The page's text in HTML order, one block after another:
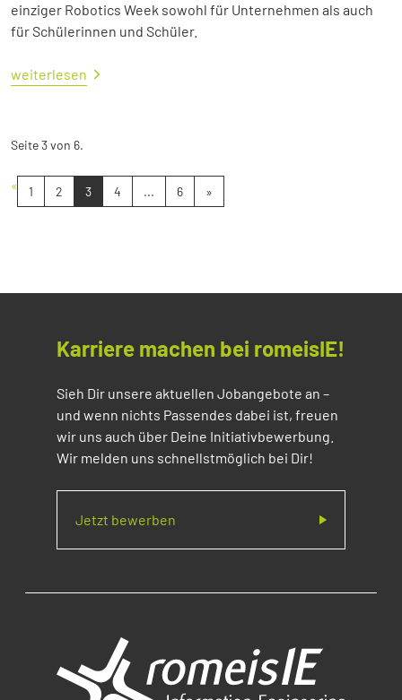
einziger Robotics Week sowohl für Unternehmen als auch
für Schülerinnen und Schüler.
weiterlesen
Seite 3 von 6.
« 1 2 3 4 ... 6 »
Karriere machen bei romeisIE!
Sieh Dir unsere aktuellen Jobangebote an –
und wenn nichts Passendes dabei ist, freuen
wir uns auch über Deine Initiativbewerbung.
Wir melden uns schnellstmöglich bei Dir!
Jetzt bewerben